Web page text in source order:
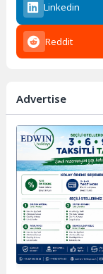
Linkedin
Reddit
Advertise